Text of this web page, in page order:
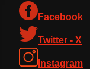
Facebook
Twitter - X
Instagram